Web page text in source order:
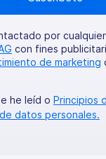
por
con fines
de marketing
he leíd o Principios
datos personales.